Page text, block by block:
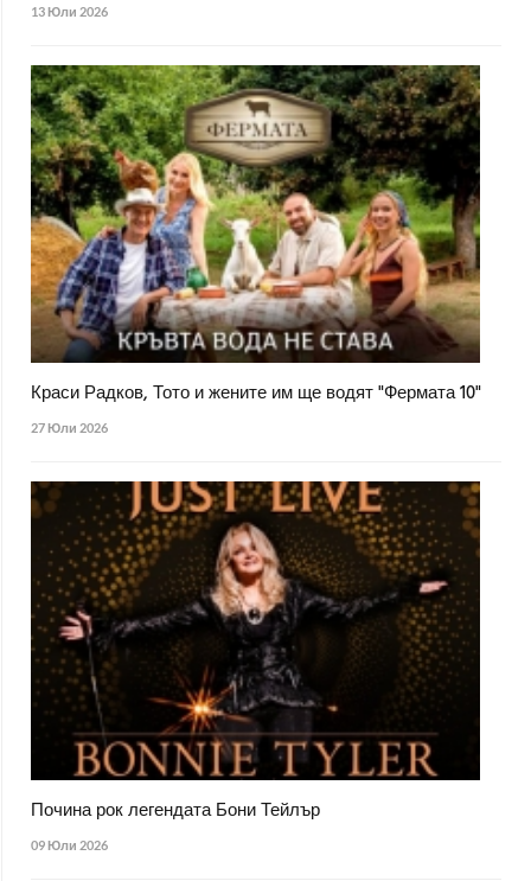
13 Юли 2026
Краси Радков, Тото и жените им ще водят "Фермата 10"
27 Юли 2026
Почина рок легендата Бони Тейлър
09 Юли 2026